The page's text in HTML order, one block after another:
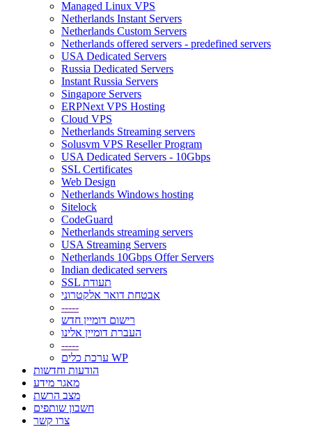
Managed Linux VPS
Netherlands Instant Servers
Netherlands Custom Servers
Netherlands offered servers - predefined servers
USA Dedicated Servers
Russia Dedicated Servers
Instant Russia Servers
Singapore Servers
ERPNext VPS Hosting
Cloud VPS
Netherlands Streaming servers
Solusvm VPS Reseller Program
USA Dedicated Servers - 10Gbps
SSL Certificates
Web Design
Netherlands Windows hosting
Sitelock
CodeGuard
Netherlands streaming servers
USA Streaming Servers
Netherlands 10Gbps Offer Servers
Indian dedicated servers
SSL תעודת
אבטחת דואר אלקטרוני
-----
רישום דומיין חדש
העברת דומיין אלינו
-----
ערכת כלים WP
הודעות וחדשות
מאגר מידע
מצב הרשת
חשבון שותפים
צרו קשר